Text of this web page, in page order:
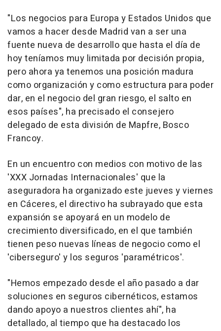
"Los negocios para Europa y Estados Unidos que
vamos a hacer desde Madrid van a ser una
fuente nueva de desarrollo que hasta el día de
hoy teníamos muy limitada por decisión propia,
pero ahora ya tenemos una posición madura
como organización y como estructura para poder
dar, en el negocio del gran riesgo, el salto en
esos países", ha precisado el consejero
delegado de esta división de Mapfre, Bosco
Francoy.
En un encuentro con medios con motivo de las
'XXX Jornadas Internacionales' que la
aseguradora ha organizado este jueves y viernes
en Cáceres, el directivo ha subrayado que esta
expansión se apoyará en un modelo de
crecimiento diversificado, en el que también
tienen peso nuevas líneas de negocio como el
'ciberseguro' y los seguros 'paramétricos'.
"Hemos empezado desde el año pasado a dar
soluciones en seguros cibernéticos, estamos
dando apoyo a nuestros clientes ahí", ha
detallado, al tiempo que ha destacado los